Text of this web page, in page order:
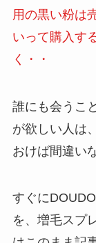
用の黒い粉は
いって購入す
く・・
誰にも会うこ
が欲しい人は、
おけば間違い
すぐに
を、増毛スプ